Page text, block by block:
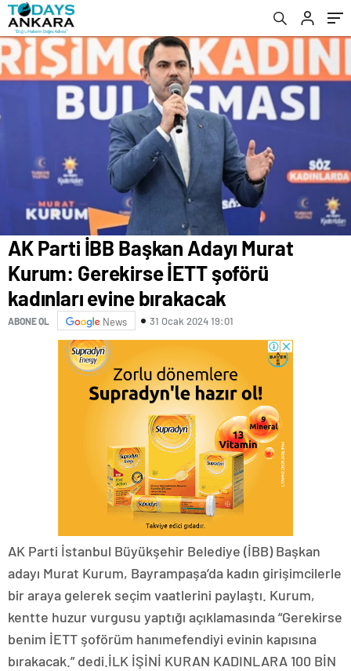
bırakacak
AK Parti İBB Başkan Adayı Murat
Kurum: Gerekirse İETT şoförü
kadınları evine bırakacak
ABONE OL News 31 Ocak 2024 19:01
AK Parti İstanbul Büyükşehir Belediye (İBB) Başkan
adayı Murat Kurum, Bayrampaşa’da kadın girişimcilerle
bir araya gelerek seçim vaatlerini paylaştı. Kurum,
kentte huzur vurgusu yaptığı açıklamasında “Gerekirse
benim İETT şoförüm hanımefendiyi evinin kapısına
bırakacak.” dedi.İLK İŞİNİ KURAN KADINLARA 100 BİN